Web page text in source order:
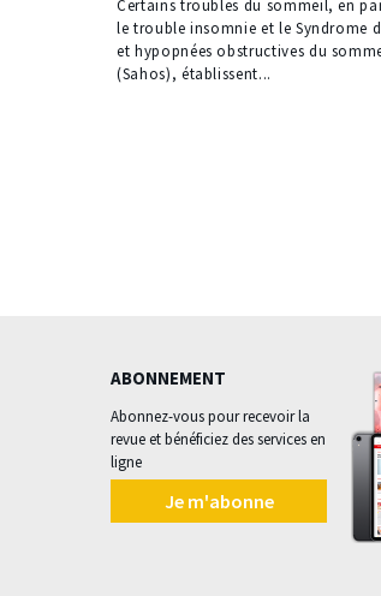
abonnés
Certains troubles du sommeil, en
le trouble insomnie et le Syndrome
et hypopnées obstructives du
(Sahos), établissent...
ABONNEMENT
Abonnez-vous pour recevoir la
revue et bénéficiez des services en
ligne
Je m'abonne